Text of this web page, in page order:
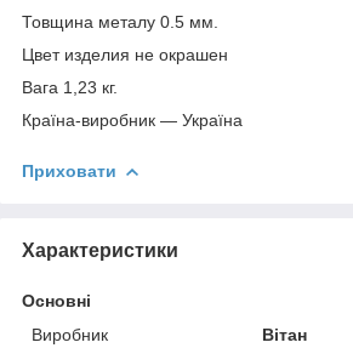
Товщина металу 0.5 мм.
Цвет изделия не окрашен
Вага 1,23 кг.
Країна-виробник — Україна
Приховати
Характеристики
Основні
Виробник
Вітан